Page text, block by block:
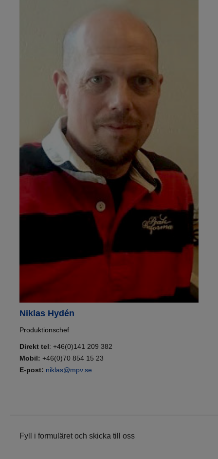
Niklas Hydén
Produktionschef
Direkt tel: +46(0)141 209 382
Mobil: +46(0)70 854 15 23
E-post: niklas@mpv.se
Fyll i formuläret och skicka till oss